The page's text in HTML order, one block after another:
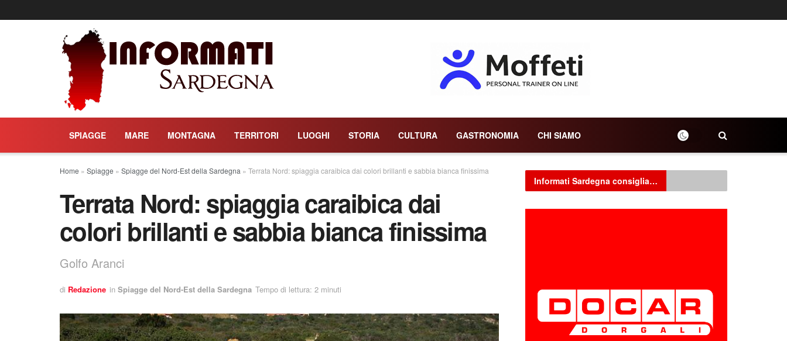
SPIAGGE MARE MONTAGNA TERRITORI LUOGHI STORIA CULTURA GASTRONOMIA CHI SIAMO
Home » Spiagge » Spiagge del Nord-Est della Sardegna » Terrata Nord: spiaggia caraibica dai colori brillanti e sabbia bianca finissima
Terrata Nord: spiaggia caraibica dai
colori brillanti e sabbia bianca finissima
Golfo Aranci
di Redazione in Spiagge del Nord-Est della Sardegna Tempo di lettura: 2 minuti
Informati Sardegna consiglia…